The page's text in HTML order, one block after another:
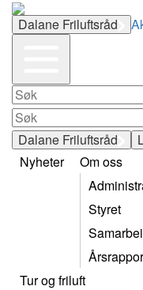
Dalane Friluftsråd
Dalane Friluftsråd
Nyheter
Om oss
Styret
Tur og friluft